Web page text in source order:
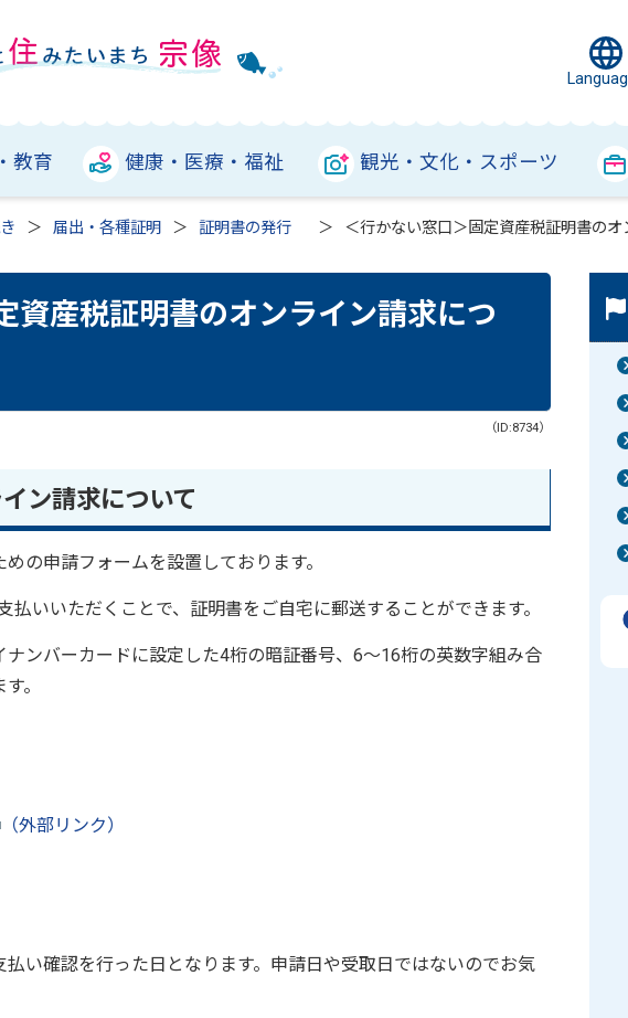
教育 健康・医療・福祉 観光・文化・スポーツ
届出・各種証明 証明書の発行 ＜行かない窓口＞固定資産税証明書の
資産税証明書のオンライン請求につ
（ID:8734）
ン請求について
の申請フォームを設置しております。
いいただくことで、証明書をご自宅に郵送することができます。
ンバーカードに設定した4桁の暗証番号、6～16桁の英数字組み合
。
（外部リンク）
い確認を行った日となります。申請日や受取日ではないのでお気